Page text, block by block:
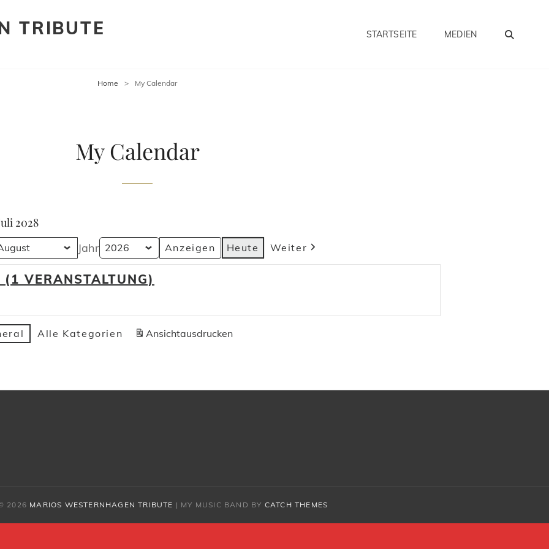
TRIBUTE STARTSEITE MEDIEN
Home > My Calendar
My Calendar
2028
Jahr Heute Weiter
(1 VERANSTALTUNG)
Alle Kategorien Ansichtausdrucken
2026 MARIOS WESTERNHAGEN TRIBUTE | MY MUSIC BAND BY CATCH THEMES